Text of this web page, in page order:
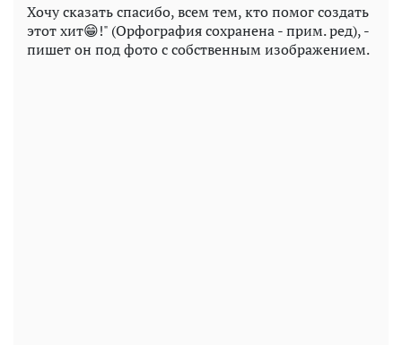
Хочу сказать спасибо, всем тем, кто помог создать
этот хит😁!" (Орфография сохранена - прим. ред), -
пишет он под фото с собственным изображением.